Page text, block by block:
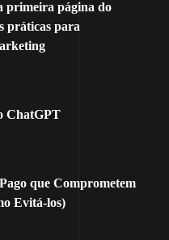
primeira página do
práticas para
ChatGPT
que Comprometem
Evitá-los)